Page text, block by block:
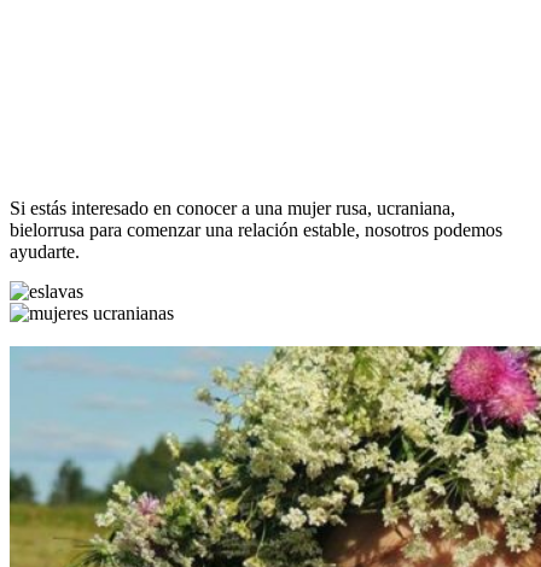
Si estás interesado en conocer a una mujer rusa, ucraniana,
bielorrusa para comenzar una relación estable, nosotros podemos
ayudarte.